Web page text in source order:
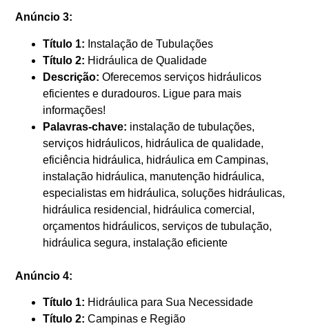
Anúncio 3:
Título 1: Instalação de Tubulações
Título 2: Hidráulica de Qualidade
Descrição: Oferecemos serviços hidráulicos
eficientes e duradouros. Ligue para mais
informações!
Palavras-chave: instalação de tubulações,
serviços hidráulicos, hidráulica de qualidade,
eficiência hidráulica, hidráulica em Campinas,
instalação hidráulica, manutenção hidráulica,
especialistas em hidráulica, soluções hidráulicas,
hidráulica residencial, hidráulica comercial,
orçamentos hidráulicos, serviços de tubulação,
hidráulica segura, instalação eficiente
Anúncio 4:
Título 1: Hidráulica para Sua Necessidade
Título 2: Campinas e Região